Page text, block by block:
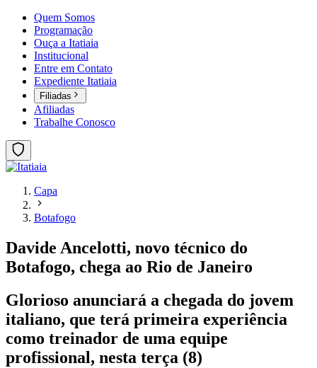
Quem Somos
Programação
Ouça a Itatiaia
Institucional
Entre em Contato
Expediente Itatiaia
Filiadas
Afiliadas
Trabalhe Conosco
Capa
Botafogo
Davide Ancelotti, novo técnico do
Botafogo, chega ao Rio de Janeiro
Glorioso anunciará a chegada do jovem
italiano, que terá primeira experiência
como treinador de uma equipe
profissional, nesta terça (8)